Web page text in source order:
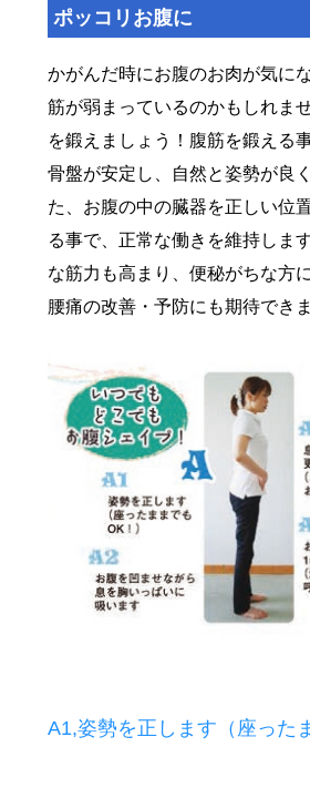
グルメ
ポッコリお腹に
かがんだ時にお腹のお肉が気に
筋が弱まっているのかもしれま
を鍛えましょう！腹筋を鍛える
骨盤が安定し、自然と姿勢が良
た、お腹の中の臓器を正しい位
る事で、正常な働きを維持しま
な筋力も高まり、便秘がちな方
腰痛の改善・予防にも期待できま
A1,姿勢を正します（座った